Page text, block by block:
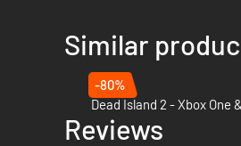
Similar
-80%
Dead Island 2 - Xbox One
Reviews